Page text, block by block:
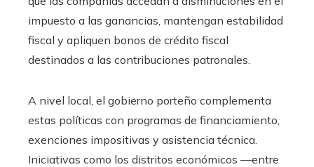
impuesto a las ganancias, mantengan estabilidad
fiscal y apliquen bonos de crédito fiscal
destinados a las contribuciones patronales.
A nivel local, el gobierno porteño complementa
estas políticas con programas de financiamiento,
exenciones impositivas y asistencia técnica.
Iniciativas como los distritos económicos —entre